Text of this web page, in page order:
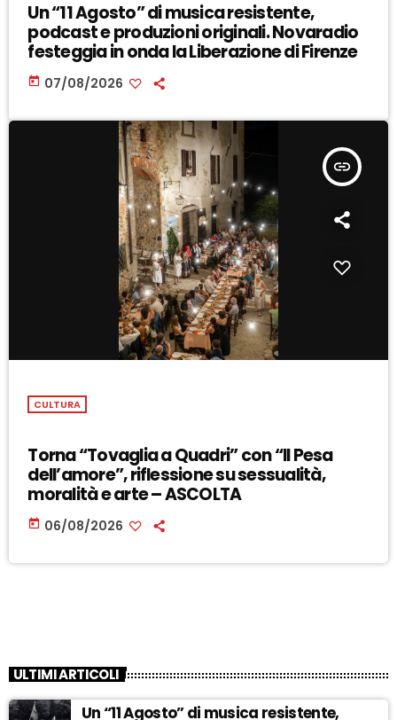
Un “11 Agosto” di musica resistente,
podcast e produzioni originali. Novaradio
festeggia in onda la Liberazione di Firenze
today 07/08/2026
insert_link
CULTURA
Torna “Tovaglia a Quadri” con “Il Pesa
dell’amore”, riflessione su sessualità,
moralità e arte – ASCOLTA
today 06/08/2026
ULTIMI ARTICOLI
Un “11 Agosto” di musica resistente,